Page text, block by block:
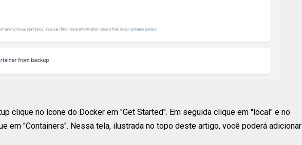
clique no ícone do Docker em "Get Started". Em seguida clique em "local" e no
em "Containers". Nessa tela, ilustrada no topo deste artigo, você poderá adicionar